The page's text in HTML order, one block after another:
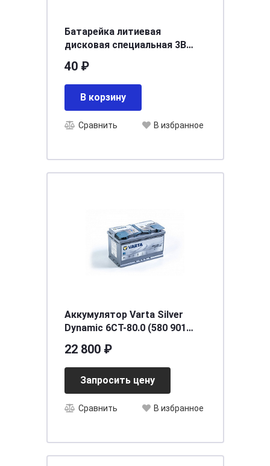
Батарейка литиевая
дисковая специальная 3В
BP1
40 ₽
В корзину
Сравнить В избранное
Аккумулятор Varta Silver
Dynamic 6CT-80.0 (580 901
22 800 ₽
Запросить цену
Сравнить В избранное